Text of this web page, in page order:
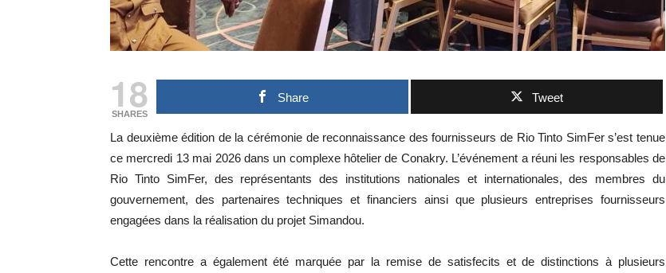
18
SHARES
Share Tweet
La deuxième édition de la cérémonie de reconnaissance des fournisseurs de Rio Tinto SimFer s’est tenue
ce mercredi 13 mai 2026 dans un complexe hôtelier de Conakry. L’événement a réuni les responsables de
Rio Tinto SimFer, des représentants des institutions nationales et internationales, des membres du
gouvernement, des partenaires techniques et financiers ainsi que plusieurs entreprises fournisseurs
engagées dans la réalisation du projet Simandou.
Cette rencontre a également été marquée par la remise de satisfecits et de distinctions à plusieurs